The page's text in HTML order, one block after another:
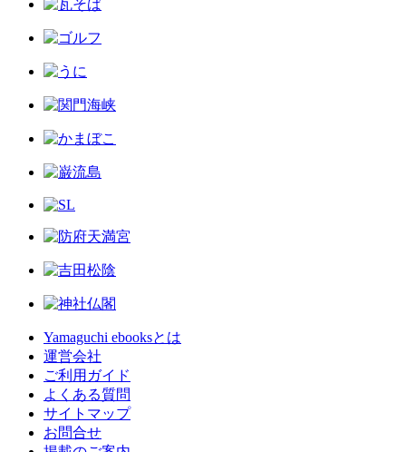
Yamaguchi ebooksとは
運営会社
ご利用ガイド
よくある質問
サイトマップ
お問合せ